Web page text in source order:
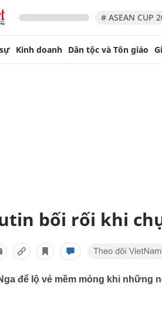
# ASEAN CUP
Kinh doanh Dân tộc và Tôn giáo
bối rối khi
để lộ vẻ mềm mỏng khi những